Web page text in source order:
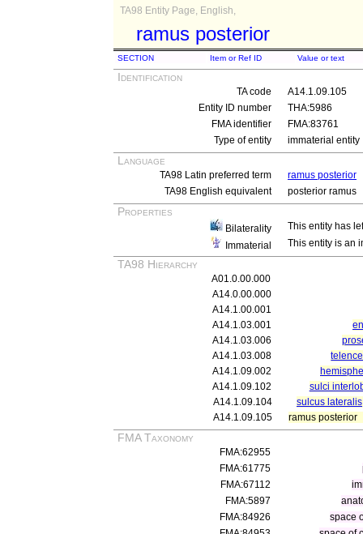
TA98 Entity Page, English,
ramus posterior
SECTION Item or Ref ID Value or text
Identification
TA code
A14.1.09.105
Entity ID number
THA:5986
FMA identifier
FMA:83761
Type of entity
immaterial entity
Language
TA98 Latin preferred term
ramus posterior
TA98 English equivalent
posterior ramus
Properties
Bilaterality
This entity has
Immaterial
This entity is an
TA98 Hierarchy
A01.0.00.000
A14.0.00.000
A14.1.00.001
A14.1.03.001
A14.1.03.006
A14.1.03.008
A14.1.09.002
A14.1.09.102
sulci
A14.1.09.104
sulcus lateralis
A14.1.09.105
ramus posterior
FMA Taxonomy
FMA:62955
FMA:61775
FMA:67112
FMA:5897
FMA:84926
space